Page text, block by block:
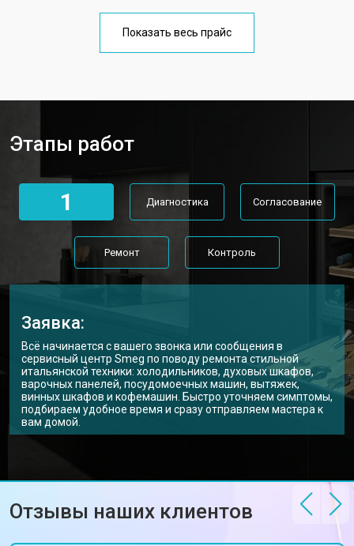
Показать весь прайс
Этапы работ
1 Диагностика Согласование
Ремонт Контроль
Заявка:
Всё начинается с вашего звонка или сообщения в
сервисный центр Smeg по поводу ремонта стильной
итальянской техники: холодильников, духовых шкафов,
варочных панелей, посудомоечных машин, вытяжек,
винных шкафов и кофемашин. Быстро уточняем симптомы,
подбираем удобное время и сразу отправляем мастера к
вам домой.
Отзывы наших клиентов